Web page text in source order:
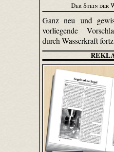
Der Stein der
Ganz neu und
vorliegende
durch Wasserkraft